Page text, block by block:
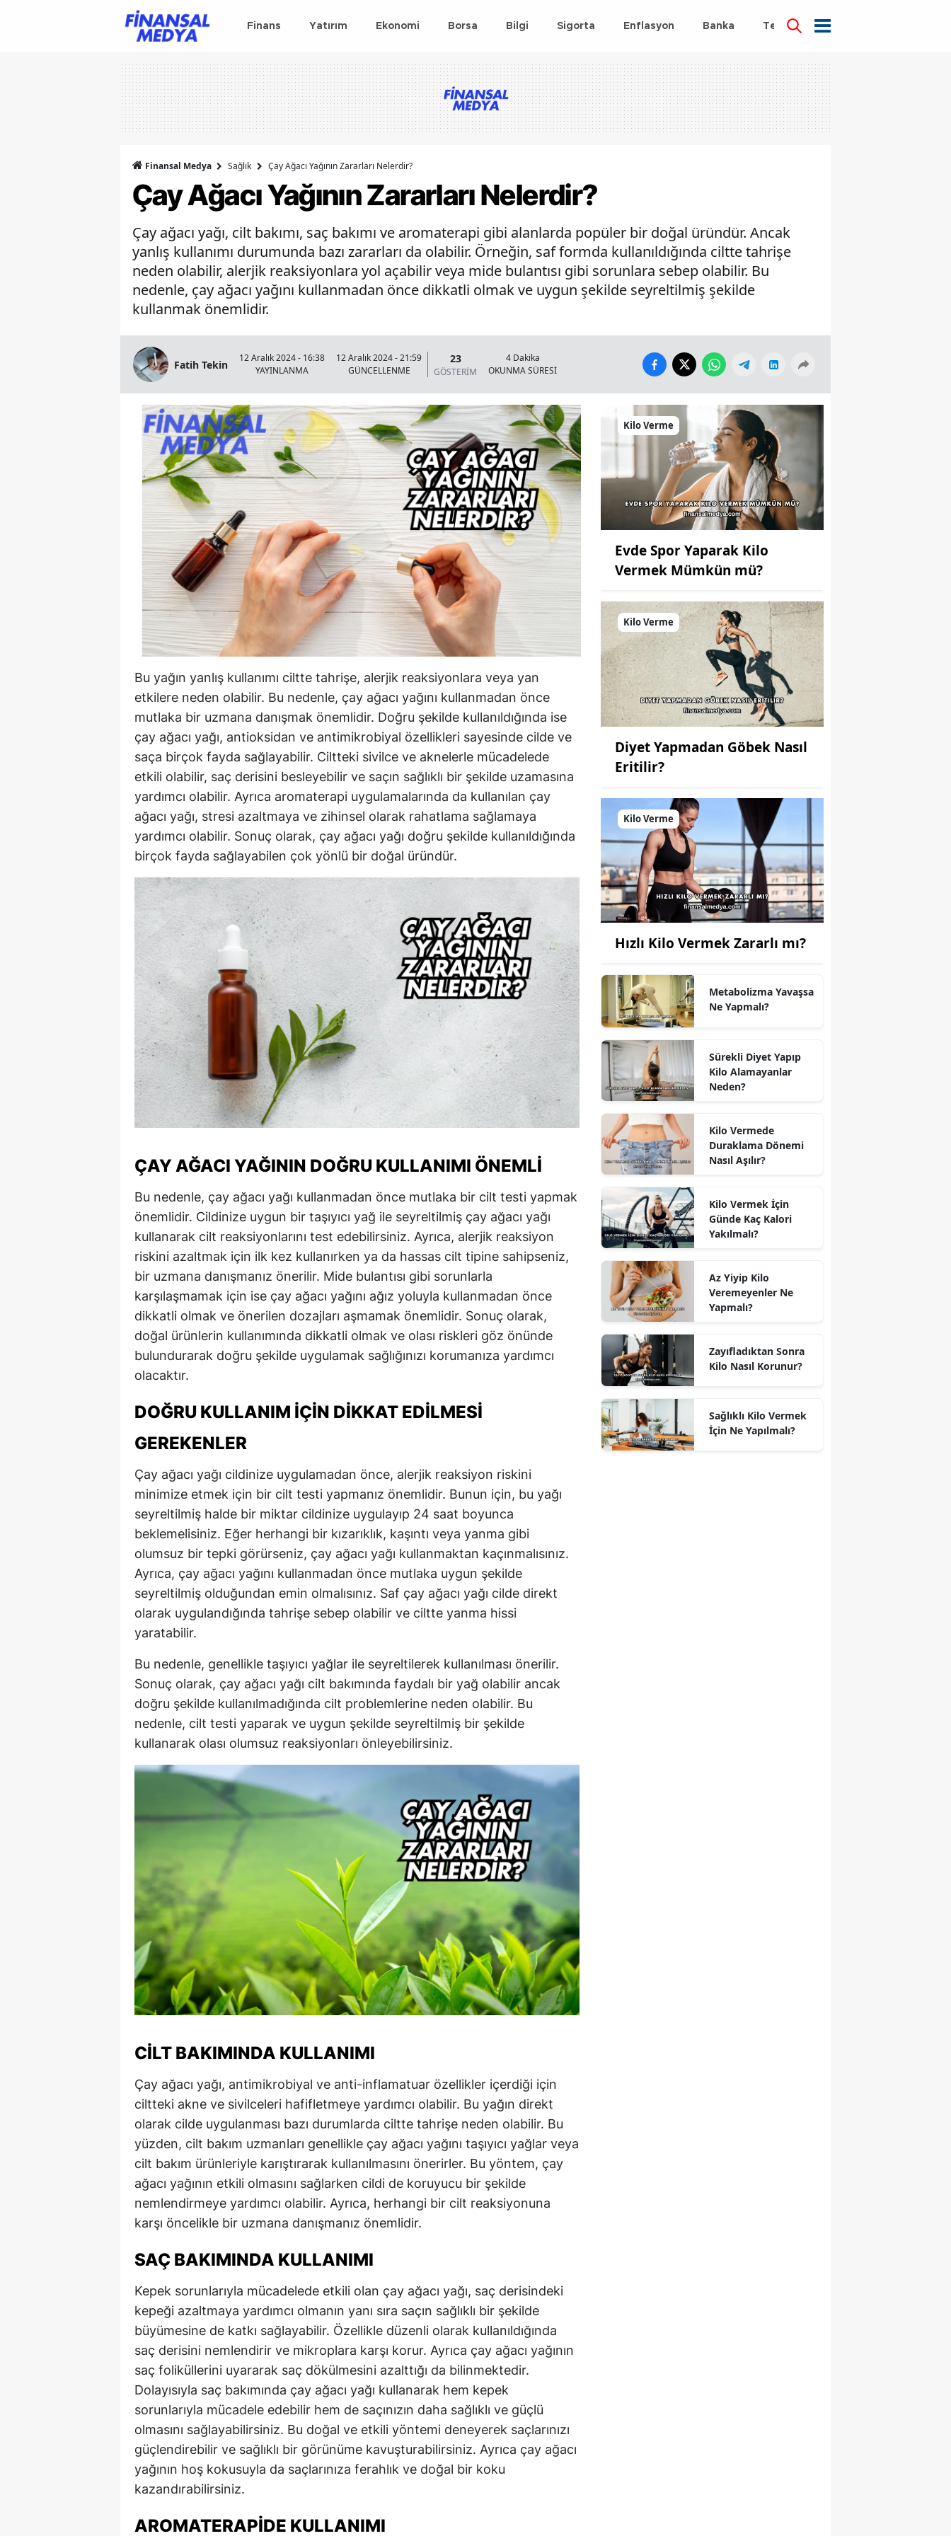
Finans Yatırım Ekonomi Borsa Bilgi Sigorta Enflasyon Banka Teknoloji
Finansal Medya Sağlık Çay Ağacı Yağının Zararları Nelerdir?
Çay Ağacı Yağının Zararları Nelerdir?
Çay ağacı yağı, cilt bakımı, saç bakımı ve aromaterapi gibi alanlarda popüler bir doğal üründür. Ancak
yanlış kullanımı durumunda bazı zararları da olabilir. Örneğin, saf formda kullanıldığında ciltte tahrişe
neden olabilir, alerjik reaksiyonlara yol açabilir veya mide bulantısı gibi sorunlara sebep olabilir. Bu
nedenle, çay ağacı yağını kullanmadan önce dikkatli olmak ve uygun şekilde seyreltilmiş şekilde
kullanmak önemlidir.
Fatih Tekin
12 Aralık 2024 - 16:38
YAYINLANMA
12 Aralık 2024 - 21:59
GÜNCELLENME
23
GÖSTERİM
4 Dakika
OKUNMA SÜRESİ
Bu yağın yanlış kullanımı ciltte tahrişe, alerjik reaksiyonlara veya yan
etkilere neden olabilir. Bu nedenle, çay ağacı yağını kullanmadan önce
mutlaka bir uzmana danışmak önemlidir. Doğru şekilde kullanıldığında ise
çay ağacı yağı, antioksidan ve antimikrobiyal özellikleri sayesinde cilde ve
saça birçok fayda sağlayabilir. Ciltteki sivilce ve aknelerle mücadelede
etkili olabilir, saç derisini besleyebilir ve saçın sağlıklı bir şekilde uzamasına
yardımcı olabilir. Ayrıca aromaterapi uygulamalarında da kullanılan çay
ağacı yağı, stresi azaltmaya ve zihinsel olarak rahatlama sağlamaya
yardımcı olabilir. Sonuç olarak, çay ağacı yağı doğru şekilde kullanıldığında
birçok fayda sağlayabilen çok yönlü bir doğal üründür.
ÇAY AĞACI YAĞININ DOĞRU KULLANIMI ÖNEMLI
Bu nedenle, çay ağacı yağı kullanmadan önce mutlaka bir cilt testi yapmak
önemlidir. Cildinize uygun bir taşıyıcı yağ ile seyreltilmiş çay ağacı yağı
kullanarak cilt reaksiyonlarını test edebilirsiniz. Ayrıca, alerjik reaksiyon
riskini azaltmak için ilk kez kullanırken ya da hassas cilt tipine sahipseniz,
bir uzmana danışmanız önerilir. Mide bulantısı gibi sorunlarla
karşılaşmamak için ise çay ağacı yağını ağız yoluyla kullanmadan önce
dikkatli olmak ve önerilen dozajları aşmamak önemlidir. Sonuç olarak,
doğal ürünlerin kullanımında dikkatli olmak ve olası riskleri göz önünde
bulundurarak doğru şekilde uygulamak sağlığınızı korumanıza yardımcı
olacaktır.
DOĞRU KULLANIM İÇIN DIKKAT EDILMESI
GEREKENLER
Çay ağacı yağı cildinize uygulamadan önce, alerjik reaksiyon riskini
minimize etmek için bir cilt testi yapmanız önemlidir. Bunun için, bu yağı
seyreltilmiş halde bir miktar cildinize uygulayıp 24 saat boyunca
beklemelisiniz. Eğer herhangi bir kızarıklık, kaşıntı veya yanma gibi
olumsuz bir tepki görürseniz, çay ağacı yağı kullanmaktan kaçınmalısınız.
Ayrıca, çay ağacı yağını kullanmadan önce mutlaka uygun şekilde
seyreltilmiş olduğundan emin olmalısınız. Saf çay ağacı yağı cilde direkt
olarak uygulandığında tahrişe sebep olabilir ve ciltte yanma hissi
yaratabilir.
Bu nedenle, genellikle taşıyıcı yağlar ile seyreltilerek kullanılması önerilir.
Sonuç olarak, çay ağacı yağı cilt bakımında faydalı bir yağ olabilir ancak
doğru şekilde kullanılmadığında cilt problemlerine neden olabilir. Bu
nedenle, cilt testi yaparak ve uygun şekilde seyreltilmiş bir şekilde
kullanarak olası olumsuz reaksiyonları önleyebilirsiniz.
CILT BAKIMINDA KULLANIMI
Çay ağacı yağı, antimikrobiyal ve anti-inflamatuar özellikler içerdiği için
ciltteki akne ve sivilceleri hafifletmeye yardımcı olabilir. Bu yağın direkt
olarak cilde uygulanması bazı durumlarda ciltte tahrişe neden olabilir. Bu
yüzden, cilt bakım uzmanları genellikle çay ağacı yağını taşıyıcı yağlar veya
cilt bakım ürünleriyle karıştırarak kullanılmasını önerirler. Bu yöntem, çay
ağacı yağının etkili olmasını sağlarken cildi de koruyucu bir şekilde
nemlendirmeye yardımcı olabilir. Ayrıca, herhangi bir cilt reaksiyonuna
karşı öncelikle bir uzmana danışmanız önemlidir.
SAÇ BAKIMINDA KULLANIMI
Kepek sorunlarıyla mücadelede etkili olan çay ağacı yağı, saç derisindeki
kepeği azaltmaya yardımcı olmanın yanı sıra saçın sağlıklı bir şekilde
büyümesine de katkı sağlayabilir. Özellikle düzenli olarak kullanıldığında
saç derisini nemlendirir ve mikroplara karşı korur. Ayrıca çay ağacı yağının
saç foliküllerini uyararak saç dökülmesini azalttığı da bilinmektedir.
Dolayısıyla saç bakımında çay ağacı yağı kullanarak hem kepek
sorunlarıyla mücadele edebilir hem de saçınızın daha sağlıklı ve güçlü
olmasını sağlayabilirsiniz. Bu doğal ve etkili yöntemi deneyerek saçlarınızı
güçlendirebilir ve sağlıklı bir görünüme kavuşturabilirsiniz. Ayrıca çay ağacı
yağının hoş kokusuyla da saçlarınıza ferahlık ve doğal bir koku
kazandırabilirsiniz.
AROMATERAPIDE KULLANIMI
Kilo Verme
Evde Spor Yaparak Kilo
Vermek Mümkün mü?
Kilo Verme
Diyet Yapmadan Göbek Nasıl
Eritilir?
Kilo Verme
Hızlı Kilo Vermek Zararlı mı?
Metabolizma Yavaşsa
Ne Yapmalı?
Sürekli Diyet Yapıp
Kilo Alamayanlar
Neden?
Kilo Vermede
Duraklama Dönemi
Nasıl Aşılır?
Kilo Vermek İçin
Günde Kaç Kalori
Yakılmalı?
Az Yiyip Kilo
Veremeyenler Ne
Yapmalı?
Zayıfladıktan Sonra
Kilo Nasıl Korunur?
Sağlıklı Kilo Vermek
İçin Ne Yapılmalı?